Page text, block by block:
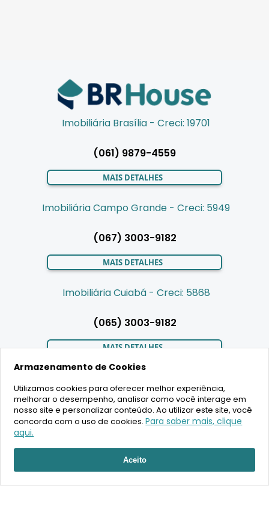
RECEBER ATENDIMENTO
Imobiliária Brasília - Creci: 19701
(061) 9879-4559
MAIS DETALHES
Imobiliária Campo Grande - Creci: 5949
(067) 3003-9182
MAIS DETALHES
Imobiliária Cuiabá - Creci: 5868
(065) 3003-9182
MAIS DETALHES
LIGAMOS PARA VOCÊ
2020 Copyright - BR House Inteligência Imobiliária LTDA -
16.630.405/0001-43 - CRECI 19701 - Todos os direitos reservados
Armazenamento de Cookies
Utilizamos cookies para oferecer melhor experiência,
melhorar o desempenho, analisar como você interage em
nosso site e personalizar conteúdo. Ao utilizar este site, você
concorda com o uso de cookies.Para saber mais, clique
aqui.
Aceito